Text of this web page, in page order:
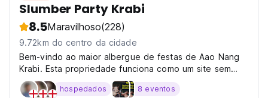
Slumber Party Krabi
8.5Maravilhoso(228)
9.72km do centro da cidade
Bem-vindo ao maior albergue de festas de Aao Nang
Krabi. Esta propriedade funciona como um site sem
dinheiro. Todas as transações são feitas com pulseiras
eletrônicas que são emitidas na chegada.
hospedados 8 eventos